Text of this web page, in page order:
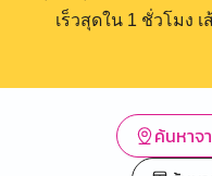
เร็วสุดใน 1 ชั่วโมง
ค้นหาจ